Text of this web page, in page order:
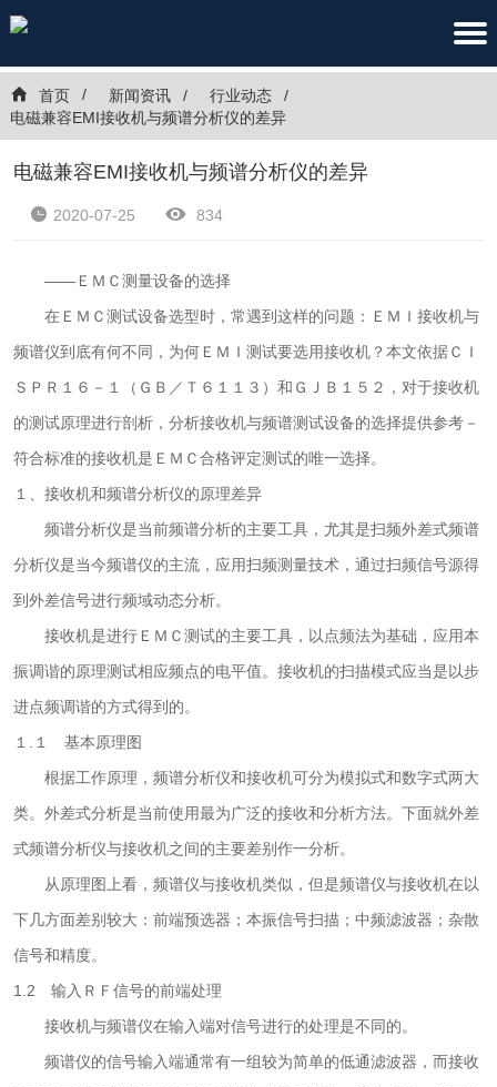
首页 新闻资讯
行业动态
电磁兼容EMI接收机与频谱分析仪的差异
电磁兼容EMI接收机与频谱分析仪的差异
2020-07-25 834
——ＥＭＣ测量设备的选择
在ＥＭＣ测试设备选型时，常遇到这样的问题：ＥＭＩ接收机与
频谱仪到底有何不同，为何ＥＭＩ测试要选用接收机？本文依据ＣＩ
ＳＰＲ１６－１（ＧＢ／Ｔ６１１３）和ＧＪＢ１５２，对于接收机
的测试原理进行剖析，分析接收机与频谱测试设备的选择提供参考－
符合标准的接收机是ＥＭＣ合格评定测试的唯一选择。
１、接收机和频谱分析仪的原理差异
频谱分析仪是当前频谱分析的主要工具，尤其是扫频外差式频谱
分析仪是当今频谱仪的主流，应用扫频测量技术，通过扫频信号源得
到外差信号进行频域动态分析。
接收机是进行ＥＭＣ测试的主要工具，以点频法为基础，应用本
振调谐的原理测试相应频点的电平值。接收机的扫描模式应当是以步
进点频调谐的方式得到的。
１.１ 基本原理图
根据工作原理，频谱分析仪和接收机可分为模拟式和数字式两大
类。外差式分析是当前使用最为广泛的接收和分析方法。下面就外差
式频谱分析仪与接收机之间的主要差别作一分析。
从原理图上看，频谱仪与接收机类似，但是频谱仪与接收机在以
下几方面差别较大：前端预选器；本振信号扫描；中频滤波器；杂散
信号和精度。
1.2 输入ＲＦ信号的前端处理
接收机与频谱仪在输入端对信号进行的处理是不同的。
频谱仪的信号输入端通常有一组较为简单的低通滤波器，而接收